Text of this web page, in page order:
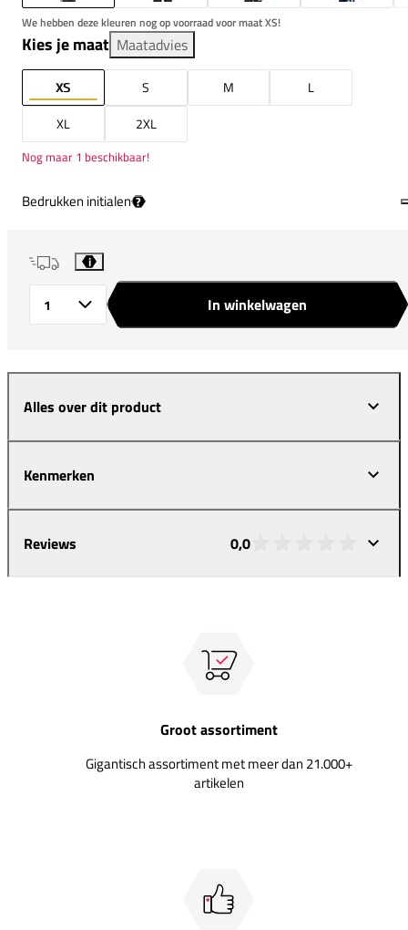
We hebben deze kleuren nog op voorraad voor maat XS!
Kies je maat Maatadvies
XS S M
L
XL
2XL
Nog maar 1 beschikbaar!
Bedrukken initialen ?
i
In winkelwagen
Alles over dit product
Kenmerken
Reviews 0,0
Groot assortiment
Gigantisch assortiment met meer dan 21.000+
artikelen